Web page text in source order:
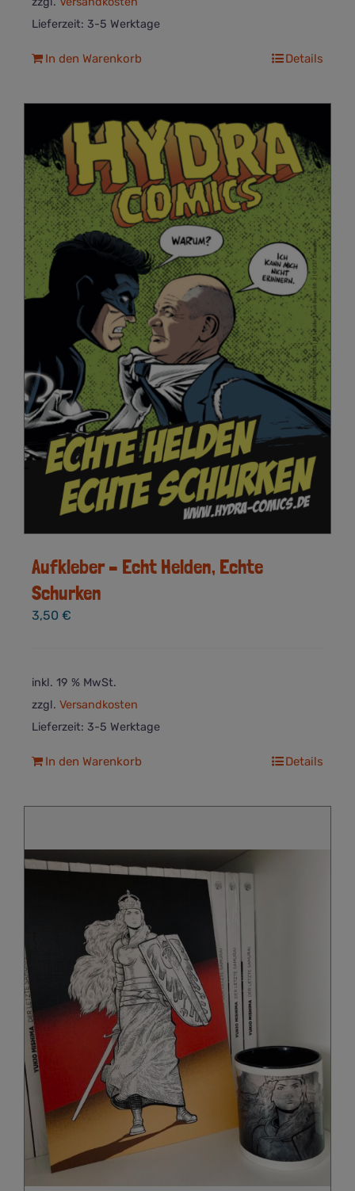
Lieferzeit: 3-5 Werktage
In den Warenkorb Details
Aufkleber – Echt Helden, Echte
Schurken
3,50 €
inkl. 19 % MwSt.
zzgl. Versandkosten
Lieferzeit: 3-5 Werktage
In den Warenkorb Details